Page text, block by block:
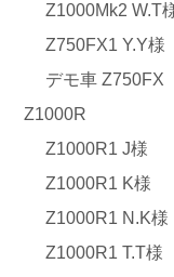
Z1000Mk2 W.T
Z750FX1 Y.Y様
デモ車 Z750FX
Z1000R
Z1000R1 J様
Z1000R1 K様
Z1000R1 N.K様
Z1000R1 T.T様